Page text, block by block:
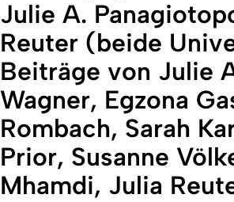
Julie A.
Reuter (beide
Beiträge von Julie
Wagner, Egzona
Rombach, Sarah
Prior, Susanne
Mhamdi, Julia